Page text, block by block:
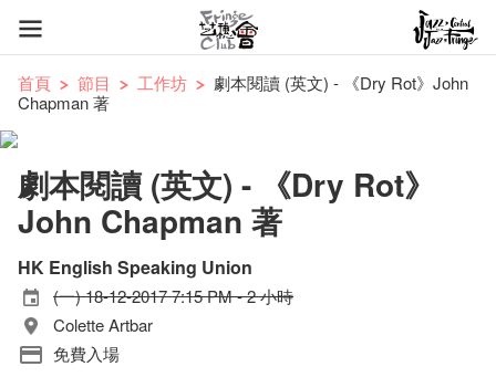
首頁 節目 工作坊
劇本閱讀 (英文) - 《Dry Rot》John
Chapman 著
劇本閱讀 (英文) - 《Dry Rot》
John Chapman 著
HK English Speaking Union
(一) 18-12-2017 7:15 PM - 2 小時
Colette Artbar
免費入場